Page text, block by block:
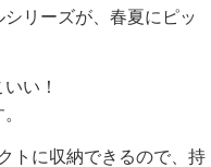
リーズが、春夏にピッ
い！
トに収納できるので、持